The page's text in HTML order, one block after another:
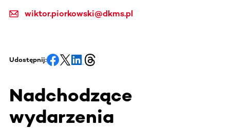
wiktor.piorkowski@dkms.pl
Udostępnij:
Nadchodzące
wydarzenia